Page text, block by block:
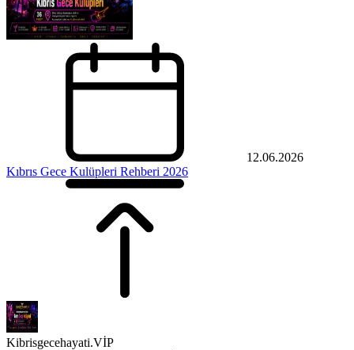
12.06.2026
Kıbrıs Gece Kulüpleri Rehberi 2026
Kibrisgecehayati.VİP